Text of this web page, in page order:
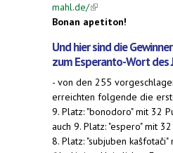
mahl.de/(link is external)
Bonan apetiton!
Und hier sind die
zum Esperanto-Wort des
- von den 255
erreichten folgende die
9. Platz: "bonodoro" mit 32
auch 9. Platz: "espero" mit
8. Platz: "subjuben kaŝfotaĉi"